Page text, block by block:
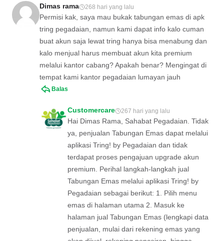
Dimas rama 268 hari yang lalu
Permisi kak, saya mau bukak tabungan emas di apk
tring pegadaian, namun kami dapat info kalo cuman
buat akun saja lewat tring hanya bisa menabung dan
kalo menjual harus membuat akun kita premium
melalui kantor cabang? Apakah benar? Mengingat di
tempat kami kantor pegadaian lumayan jauh
Balas
Customercare 267 hari yang lalu
Hai Dimas Rama, Sahabat Pegadaian. Tidak
ya, penjualan Tabungan Emas dapat melalui
aplikasi Tring! by Pegadaian dan tidak
terdapat proses pengajuan upgrade akun
premium. Perihal langkah-langkah jual
Tabungan Emas melalui aplikasi Tring! by
Pegadaian sebagai berikut: 1. Pilih menu
emas di halaman utama 2. Masuk ke
halaman jual Tabungan Emas (lengkapi data
penjualan, mulai dari rekening emas yang